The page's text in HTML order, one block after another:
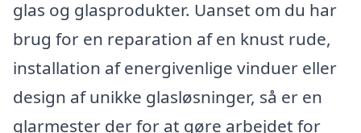
glas og glasprodukter. Uanset om du har
brug for en reparation af en knust rude,
installation af energivenlige vinduer eller
design af unikke glasløsninger, så er en
glarmester der for at gøre arbejdet for